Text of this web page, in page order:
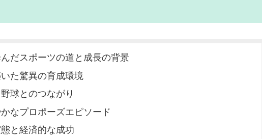
だスポーツの道と成長の背景
た驚異の育成環境
球とのつながり
なプロポーズエピソード
と経済的な成功